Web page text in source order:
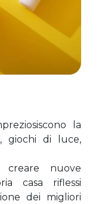
la
giochi di luce,
nuove
casa riflessi
dei migliori